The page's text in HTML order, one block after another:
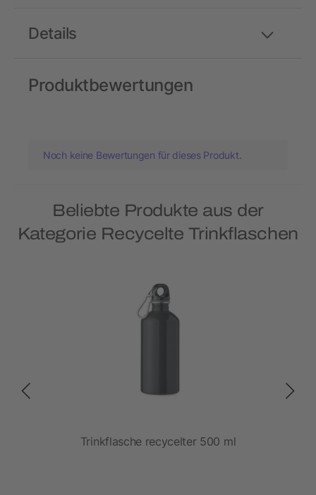
Details
Produktbewertungen
Noch keine Bewertungen für dieses Produkt.
Beliebte Produkte aus der
Kategorie Recycelte Trinkflaschen
Trinkflasche recycelter 500 ml